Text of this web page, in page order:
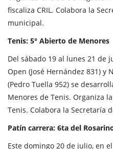
fiscaliza CRIL. Colabora la
municipal.
Tenis: 5° Abierto de Menores
Del sábado 19 al lunes 21 de
Open (José Hernández 831) y
(Pedro Tuella 952) se
Menores de Tenis. Organiza
Tenis. Colabora la Secretaría
Patín carrera: 6ta del
Este domingo 20 de julio, en